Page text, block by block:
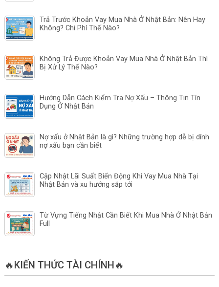
Trả Trước Khoản Vay Mua Nhà Ở Nhật Bản: Nên Hay
Không? Chi Phí Thế Nào?
Không Trả Được Khoản Vay Mua Nhà Ở Nhật Bản Thì
Bị Xử Lý Thế Nào?
Hướng Dẫn Cách Kiểm Tra Nợ Xấu – Thông Tin Tín
Dụng Ở Nhật Bản
Nợ xấu ở Nhật Bản là gì? Những trường hợp dễ bị dính
nợ xấu bạn cần biết
Cập Nhật Lãi Suất Biến Động Khi Vay Mua Nhà Tại
Nhật Bản và xu hướng sắp tới
Từ Vựng Tiếng Nhật Cần Biết Khi Mua Nhà Ở Nhật Bản
Full
🔥KIẾN THỨC TÀI CHÍNH🔥